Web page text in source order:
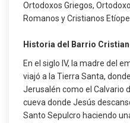
Ortodoxos Griegos,
Romanos y Cristianos
Historia del Barrio
En el siglo IV, la madre del
viajó a la Tierra Santa,
Jerusalén como el Calvario
cueva donde Jesús
Santo Sepulcro haciendo